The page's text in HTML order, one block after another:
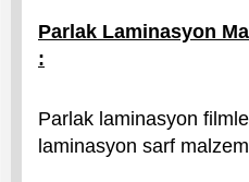
Parlak Laminasyon
:
Parlak laminasyon
laminasyon sarf